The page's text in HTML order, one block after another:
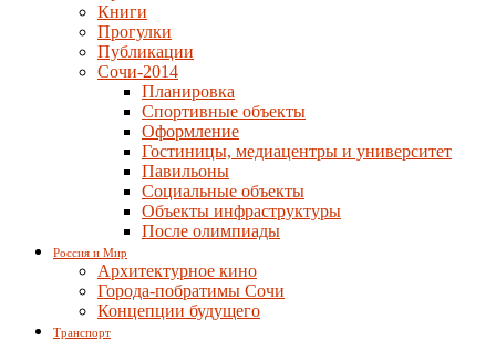
Книги
Прогулки
Публикации
Сочи-2014
Планировка
Спортивные объекты
Оформление
Гостиницы, медиацентры и университет
Павильоны
Социальные объекты
Объекты инфраструктуры
После олимпиады
Россия и Мир
Архитектурное кино
Города-побратимы Сочи
Концепции будущего
Транспорт